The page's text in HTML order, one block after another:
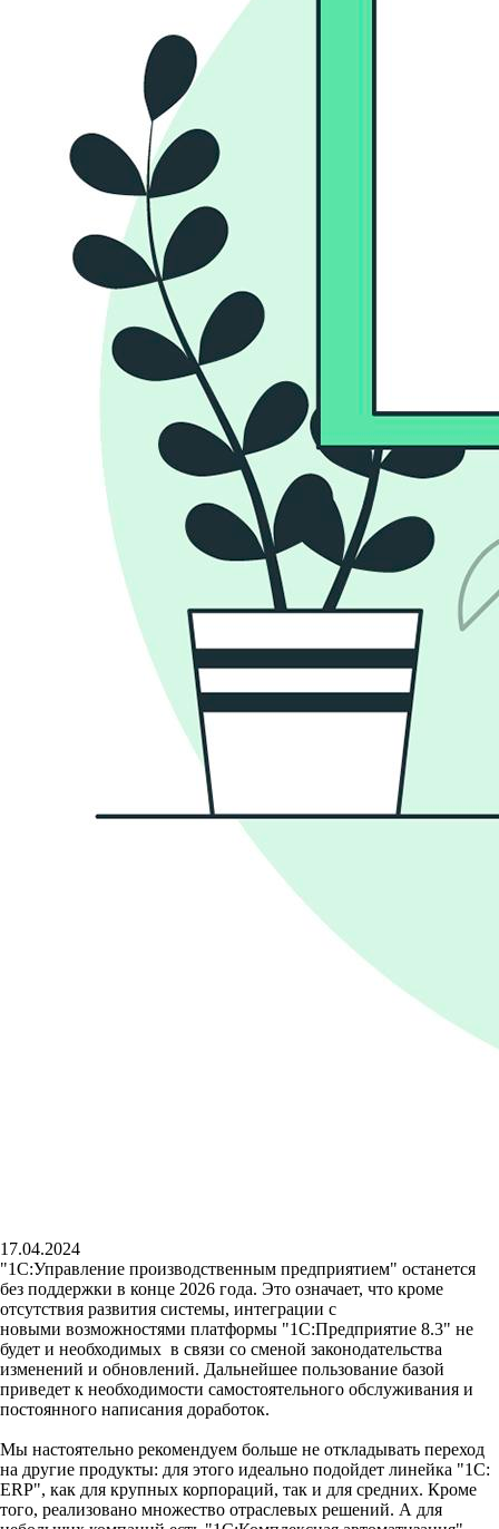
17.04.2024
"1C:Управление производственным предприятием" останется
без поддержки в конце 2026 года. Это означает, что кроме
отсутствия развития системы, интеграции с
новыми возможностями платформы "1С:Предприятие 8.3" не
будет и необходимых в связи со сменой законодательства
изменений и обновлений. Дальнейшее пользование базой
приведет к необходимости самостоятельного обслуживания и
постоянного написания доработок.
Мы настоятельно рекомендуем больше не откладывать переход
на другие продукты: для этого идеально подойдет линейка "1С:
ERP", как для крупных корпораций, так и для средних. Кроме
того, реализовано множество отраслевых решений. А для